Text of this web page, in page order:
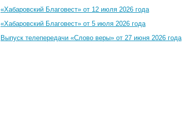
«Хабаровский Благовест» от 12 июля 2026 года
«Хабаровский Благовест» от 5 июля 2026 года
Выпуск телепередачи «Слово веры» от 27 июня 2026 года